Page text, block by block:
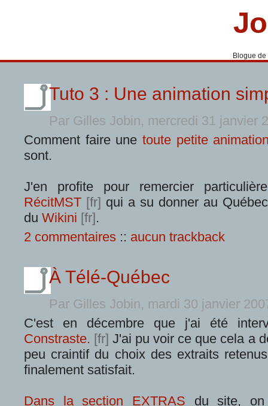
Blogue de
Tuto 3 : Une animation
Par Gilles Jobin, mercredi 31 janvier
Comment faire une toute petite
sont.
J'en profite pour remercier
RécitMST
qui a su donner au
du Wikini
.
2 commentaires :: aucun trackback
À Télé-Québec
Par Gilles Jobin, mardi 30 janvier
C'est en décembre que j'ai été
Constraste.
J'ai pu voir ce que cela a
peu craintif du choix des extraits
finalement satisfait.
Dans la section EXTRAS du site, on